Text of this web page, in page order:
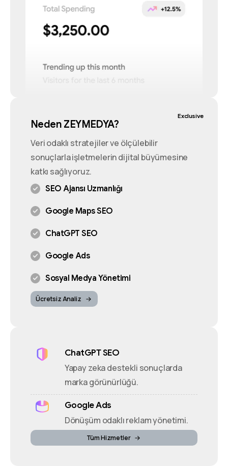
Neden ZEYMEDYA?
Veri odaklı stratejiler ve ölçülebilir
sonuçlarla işletmelerin dijital büyümesine
katkı sağlıyoruz.
SEO Ajansı Uzmanlığı
Google Maps SEO
ChatGPT SEO
Google Ads
Sosyal Medya Yönetimi
Ücretsiz Analiz
Exclusive
ChatGPT SEO
Yapay zeka destekli sonuçlarda
marka görünürlüğü.
Google Ads
Dönüşüm odaklı reklam yönetimi.
Tüm Hizmetler